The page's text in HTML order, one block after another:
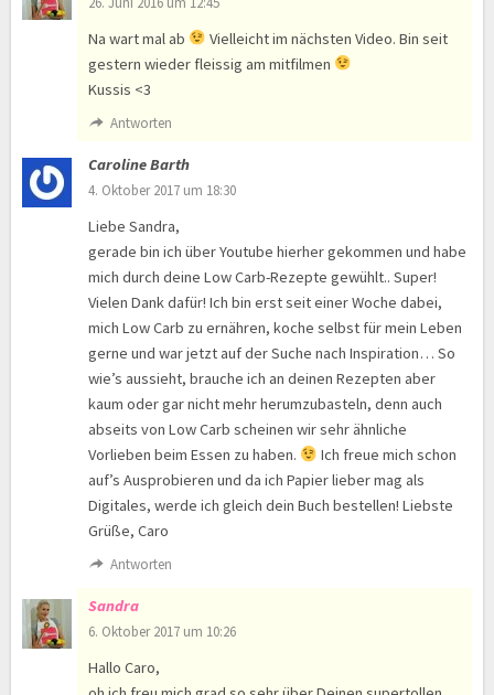
Na wart mal ab
Vielleicht im nächsten Video. Bin seit
gestern wieder fleissig am mitfilmen
Kussis <3
Antworten
Caroline Barth
4. Oktober 2017 um 18:30
Liebe Sandra,
gerade bin ich über Youtube hierher gekommen und habe
mich durch deine Low Carb-Rezepte gewühlt.. Super!
Vielen Dank dafür! Ich bin erst seit einer Woche dabei,
mich Low Carb zu ernähren, koche selbst für mein Leben
gerne und war jetzt auf der Suche nach Inspiration… So
wie’s aussieht, brauche ich an deinen Rezepten aber
kaum oder gar nicht mehr herumzubasteln, denn auch
abseits von Low Carb scheinen wir sehr ähnliche
Vorlieben beim Essen zu haben.
Ich freue mich schon
auf’s Ausprobieren und da ich Papier lieber mag als
Digitales, werde ich gleich dein Buch bestellen! Liebste
Grüße, Caro
Antworten
Sandra
6. Oktober 2017 um 10:26
Hallo Caro,